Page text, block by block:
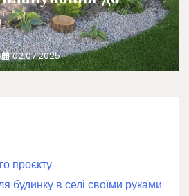
02.07.2025
проєкту
будинку в селі своїми руками